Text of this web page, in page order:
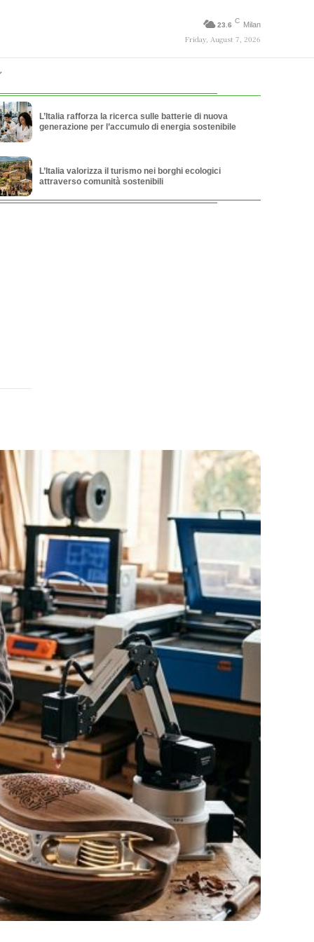
23.6
C Milan
Friday, August 7, 2026
L’Italia rafforza la ricerca sulle batterie di nuova
generazione per l’accumulo di energia sostenibile
L’Italia valorizza il turismo nei borghi ecologici
attraverso comunità sostenibili